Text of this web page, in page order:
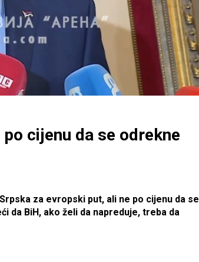
cijenu da se odrekne
za evropski put, ali ne po cijenu da se
da BiH, ako želi da napreduje, treba da